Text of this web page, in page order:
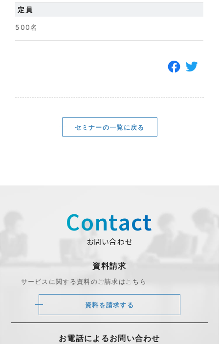
定員
500名
セミナーの一覧に戻る
Contact
お問い合わせ
資料請求
サービスに関する資料のご請求はこちら
資料を請求する
お電話によるお問い合わせ